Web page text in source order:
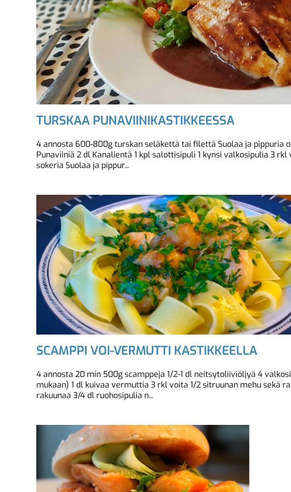
TURSKAA PUNAVIINIKASTIKKEESSA
4 annosta 600-800g turskan seläkettä tai filettä Suolaa ja pippuria
Punaviiniä 2 dl Kanalientä 1 kpl salottisipuli 1 kynsi valkosipulia 3
sokeria Suolaa ja pippur...
SCAMPPI VOI-VERMUTTI KASTIKKEELLA
4 annosta 20 min 500g scamppeja 1/2-1 dl neitsytoliiviöljyä 4
mukaan) 1 dl kuivaa vermuttia 3 rkl voita 1/2 sitruunan mehu sekä
rakuunaa 3/4 dl ruohosipulia n...